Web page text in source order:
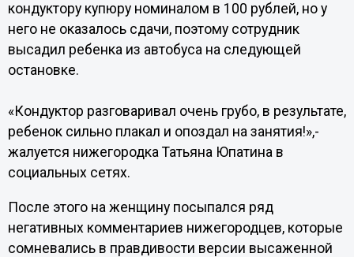
кондуктору купюру номиналом в 100 рублей, но у
него не оказалось сдачи, поэтому сотрудник
высадил ребенка из автобуса на следующей
остановке.
«Кондуктор разговаривал очень грубо, в результате,
ребенок сильно плакал и опоздал на занятия!»,-
жалуется нижегородка Татьяна Юпатина в
социальных сетях.
После этого на женщину посыпался ряд
негативных комментариев нижегородцев, которые
сомневались в правдивости версии высаженной